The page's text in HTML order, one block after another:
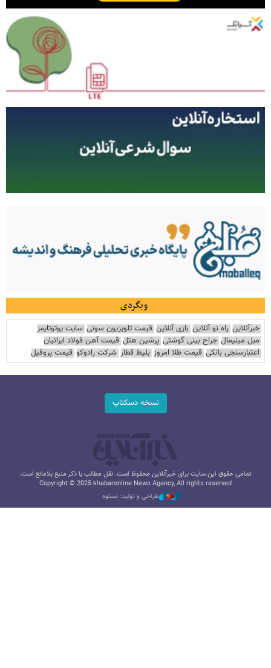
وبگردی
خبرآنلاین راه نو آنلاین بازی آنلاین قیمت تلویزیون سونی سایت یوتوتایمز
مبل مینیمال جراح بینی گوشتی پرشین هتل قیمت آهن فولاد ایرانیان
اعتبارسنجی بانکی قیمت طلا امروز بلیط قطار شرکت رادوکو قیمت پروفیل
نسخه دسکتاپ
تمامی حقوق این سایت برای خبرآنلاین محفوظ است. نقل مطالب با ذکر منبع بلامانع است.
Copyright © 2025 khabaronline News Agancy, All rights reserved
طراحی و تولید: نستوه